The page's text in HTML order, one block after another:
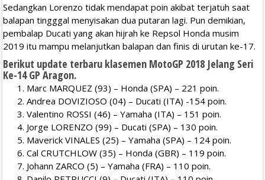
Sedangkan Lorenzo tidak mendapat poin akibat terjatuh saat
balapan tingggal menyisakan dua putaran lagi. Pun demikian,
pembalap Ducati yang akan hijrah ke Repsol Honda musim
2019 itu mampu melanjutkan balapan dan finis di urutan ke-17.
Berikut update terbaru klasemen MotoGP 2018 Jelang Seri
Ke-14 GP Aragon.
Marc MARQUEZ (93) – Honda (SPA) – 221 poin.
Andrea DOVIZIOSO (04) – Ducati (ITA) -154 poin.
Valentino ROSSI (46) – Yamaha (ITA) – 151 poin.
Jorge LORENZO (99) – Ducati (SPA) – 130 poin.
Maverick VINALES (25) – Yamaha (SPA) – 124 poin.
Cal CRUTCHLOW (35) – Honda (GBR) – 119 poin.
Johann ZARCO (5) – Yamaha (FRA) – 110 poin.